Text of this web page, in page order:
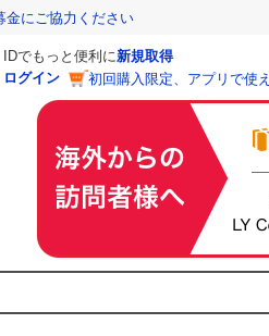
金にご協力ください
IDでもっと便利に新規取得
ログイン
初回購入限定、アプリで使